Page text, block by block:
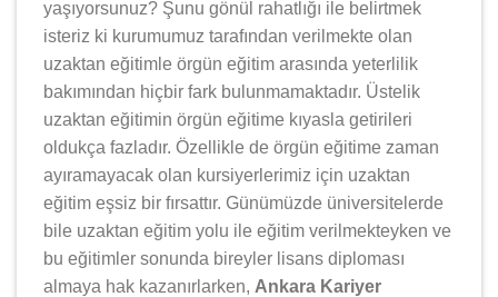
yaşıyorsunuz? Şunu gönül rahatlığı ile belirtmek
isteriz ki kurumumuz tarafından verilmekte olan
uzaktan eğitimle örgün eğitim arasında yeterlilik
bakımından hiçbir fark bulunmamaktadır. Üstelik
uzaktan eğitimin örgün eğitime kıyasla getirileri
oldukça fazladır. Özellikle de örgün eğitime zaman
ayıramayacak olan kursiyerlerimiz için uzaktan
eğitim eşsiz bir fırsattır. Günümüzde üniversitelerde
bile uzaktan eğitim yolu ile eğitim verilmekteyken ve
bu eğitimler sonunda bireyler lisans diploması
almaya hak kazanırlarken, Ankara Kariyer